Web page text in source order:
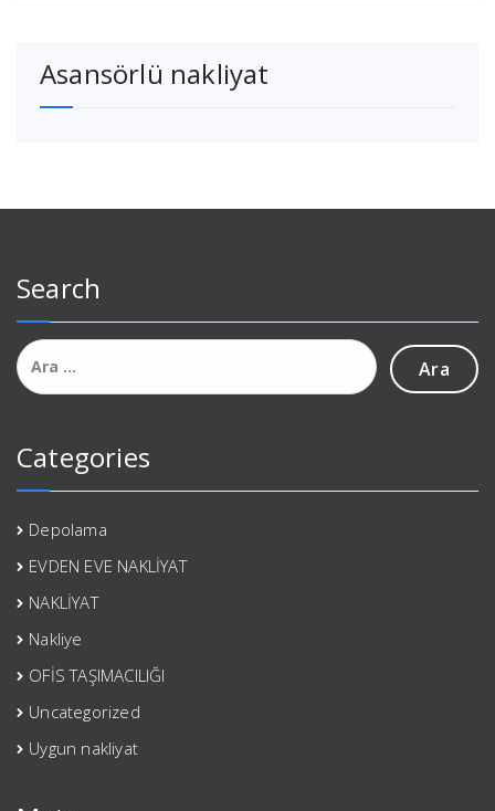
Asansörlü nakliyat
Search
Arama:
Categories
Depolama
EVDEN EVE NAKLİYAT
NAKLİYAT
Nakliye
OFİS TAŞIMACILIĞI
Uncategorized
Uygun nakliyat